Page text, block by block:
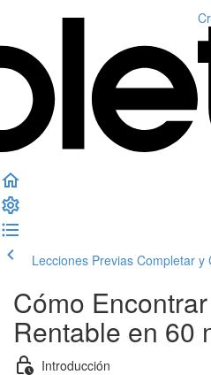
Lecciones Previas Completar y
Cómo
Rentable en 60
Introducción